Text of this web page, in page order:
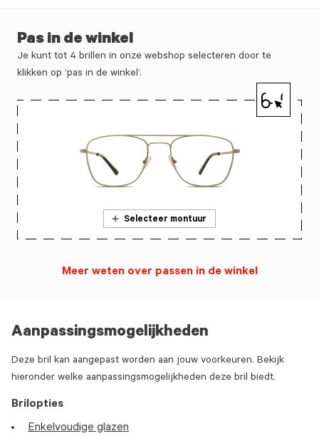
Aanpassingsmogelijkheden
Deze bril kan aangepast worden aan jouw voorkeuren. Bekijk
hieronder welke aanpassingsmogelijkheden deze bril biedt.
Brilopties
Enkelvoudige glazen
Pas in de winkel
Je kunt tot 4 brillen in onze webshop selecteren door te
klikken op ‘pas in de winkel’.
Selecteer montuur
Meer weten over passen in de winkel